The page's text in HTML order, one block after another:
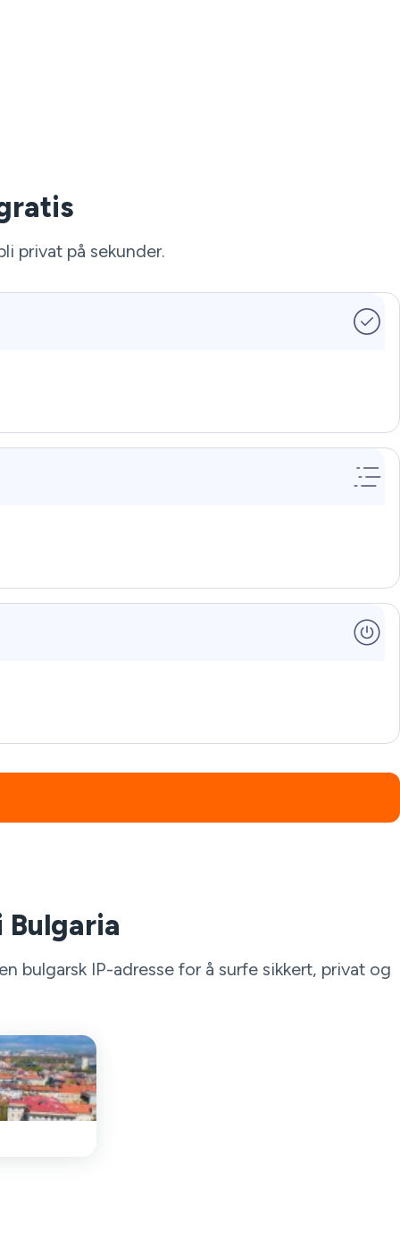
privat på sekunder.
bulgarsk IP-adresse for å surfe sikkert, privat og